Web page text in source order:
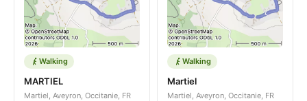
Walking
MARTIEL
Martiel, Aveyron, Occitanie, FR
Walking
Martiel
Martiel, Aveyron, Occitanie, FR